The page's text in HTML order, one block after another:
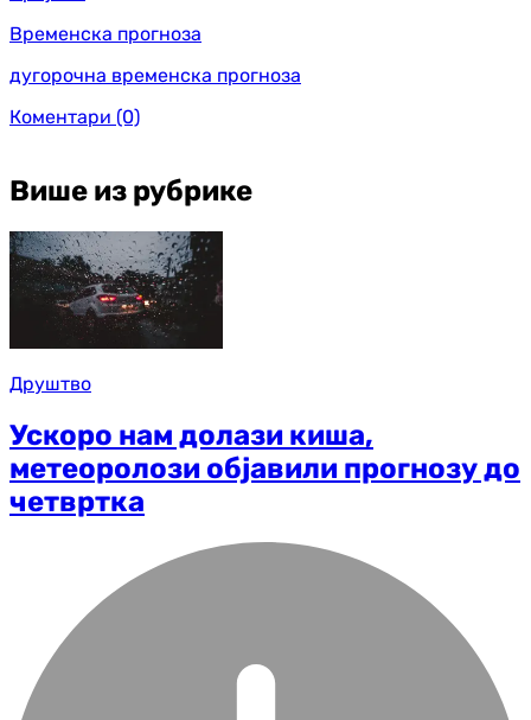
Временска прогноза
дугорочна временска прогноза
Коментари (0)
Више из рубрике
Друштво
Ускоро нам долази киша,
метеоролози објавили прогнозу до
четвртка